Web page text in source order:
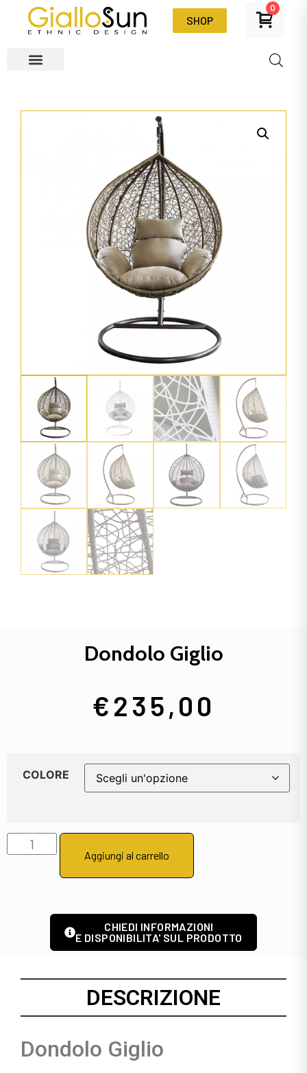
SHOP
0
Dondolo Giglio
€235,00
COLORE
Aggiungi al carrello
CHIEDI INFORMAZIONI
E DISPONIBILITA' SUL PRODOTTO
DESCRIZIONE
Dondolo Giglio